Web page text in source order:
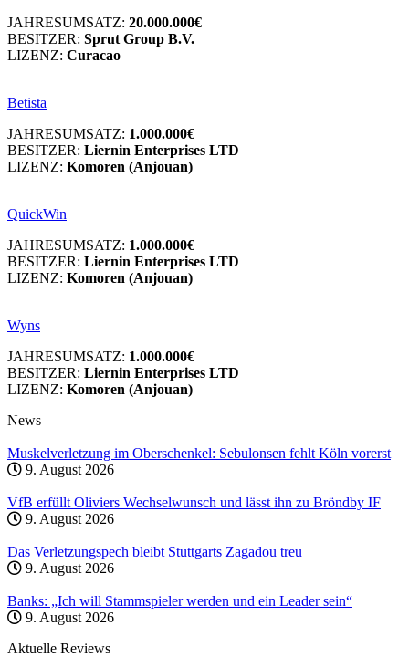
JAHRESUMSATZ: 20.000.000€
BESITZER: Sprut Group B.V.
LIZENZ: Curacao
Betista
JAHRESUMSATZ: 1.000.000€
BESITZER: Liernin Enterprises LTD
LIZENZ: Komoren (Anjouan)
QuickWin
JAHRESUMSATZ: 1.000.000€
BESITZER: Liernin Enterprises LTD
LIZENZ: Komoren (Anjouan)
Wyns
JAHRESUMSATZ: 1.000.000€
BESITZER: Liernin Enterprises LTD
LIZENZ: Komoren (Anjouan)
News
Muskelverletzung im Oberschenkel: Sebulonsen fehlt Köln vorerst
9. August 2026
VfB erfüllt Oliviers Wechselwunsch und lässt ihn zu Bröndby IF
9. August 2026
Das Verletzungspech bleibt Stuttgarts Zagadou treu
9. August 2026
Banks: „Ich will Stammspieler werden und ein Leader sein“
9. August 2026
Aktuelle Reviews